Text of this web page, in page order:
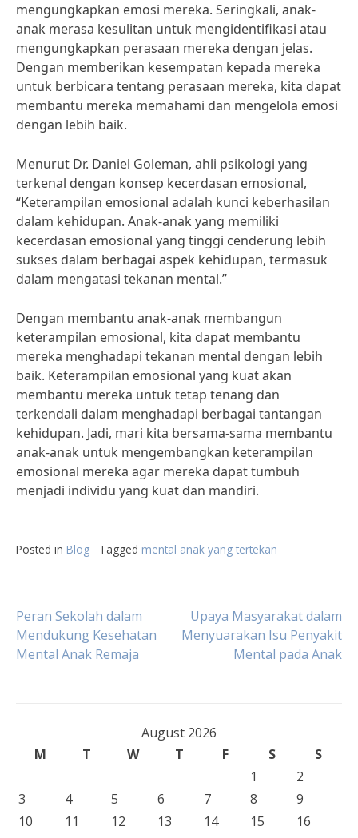
mengungkapkan emosi mereka. Seringkali, anak-
anak merasa kesulitan untuk mengidentifikasi atau
mengungkapkan perasaan mereka dengan jelas.
Dengan memberikan kesempatan kepada mereka
untuk berbicara tentang perasaan mereka, kita dapat
membantu mereka memahami dan mengelola emosi
dengan lebih baik.
Menurut Dr. Daniel Goleman, ahli psikologi yang
terkenal dengan konsep kecerdasan emosional,
“Keterampilan emosional adalah kunci keberhasilan
dalam kehidupan. Anak-anak yang memiliki
kecerdasan emosional yang tinggi cenderung lebih
sukses dalam berbagai aspek kehidupan, termasuk
dalam mengatasi tekanan mental.”
Dengan membantu anak-anak membangun
keterampilan emosional, kita dapat membantu
mereka menghadapi tekanan mental dengan lebih
baik. Keterampilan emosional yang kuat akan
membantu mereka untuk tetap tenang dan
terkendali dalam menghadapi berbagai tantangan
kehidupan. Jadi, mari kita bersama-sama membantu
anak-anak untuk mengembangkan keterampilan
emosional mereka agar mereka dapat tumbuh
menjadi individu yang kuat dan mandiri.
Posted in Blog Tagged mental anak yang tertekan
Post
navigation
Peran Sekolah dalam
Mendukung Kesehatan
Mental Anak Remaja
Upaya Masyarakat dalam
Menyuarakan Isu Penyakit
Mental pada Anak
August 2026
M
T W T F S
S
1
2
3
4 5 6 7 8
9
10
11 12 13 14 15
16